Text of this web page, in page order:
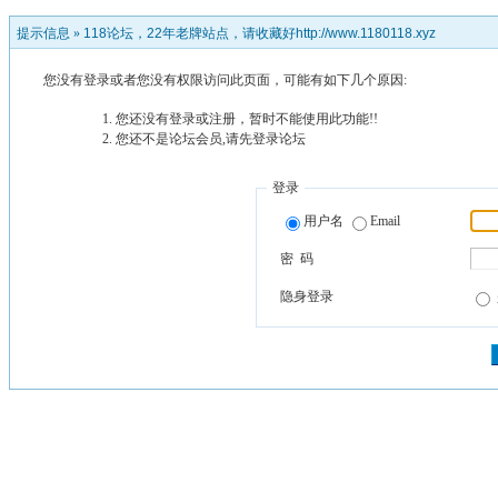
提示信息 » 118论坛，22年老牌站点，请收藏好http://www.1180118.xyz
您没有登录或者您没有权限访问此页面，可能有如下几个原因:
您还没有登录或注册，暂时不能使用此功能!!
您还不是论坛会员,请先登录论坛
登录
用户名 Email
密 码
隐身登录